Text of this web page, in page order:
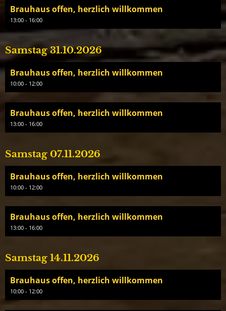
Brauhaus offen, herzlich willkommen
13:00 - 16:00
Samstag 31.10.2026
Brauhaus offen, herzlich willkommen
10:00 - 12:00
Brauhaus offen, herzlich willkommen
13:00 - 16:00
Samstag 07.11.2026
Brauhaus offen, herzlich willkommen
10:00 - 12:00
Brauhaus offen, herzlich willkommen
13:00 - 16:00
Samstag 14.11.2026
Brauhaus offen, herzlich willkommen
10:00 - 12:00